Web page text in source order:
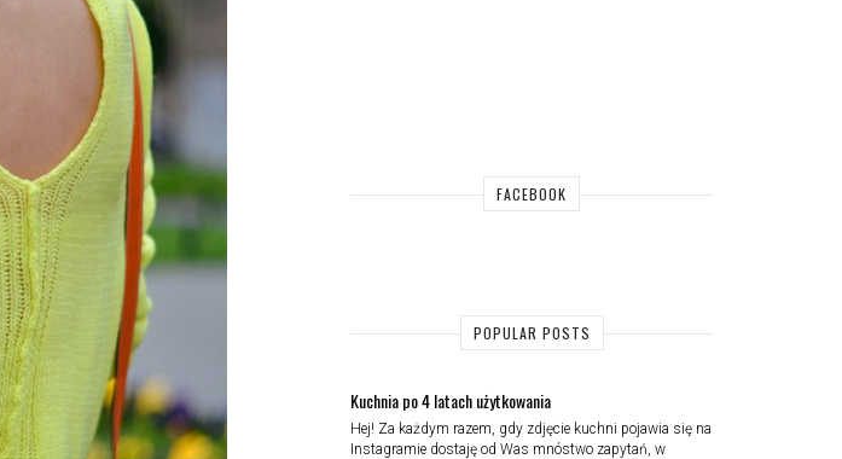
FACEBOOK
POPULAR POSTS
Kuchnia po 4 latach użytkowania
Hej! Za każdym razem, gdy zdjęcie kuchni pojawia się na
Instagramie dostaję od Was mnóstwo zapytań, w